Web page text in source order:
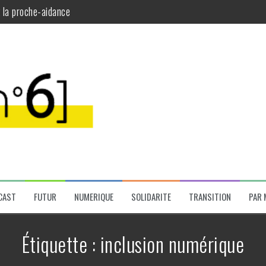
proche-aidance
mentale
mentale
FUTUR NUMERIQUE SOLIDARITE TRANSITION PAR
Étiquette : inclusion numérique